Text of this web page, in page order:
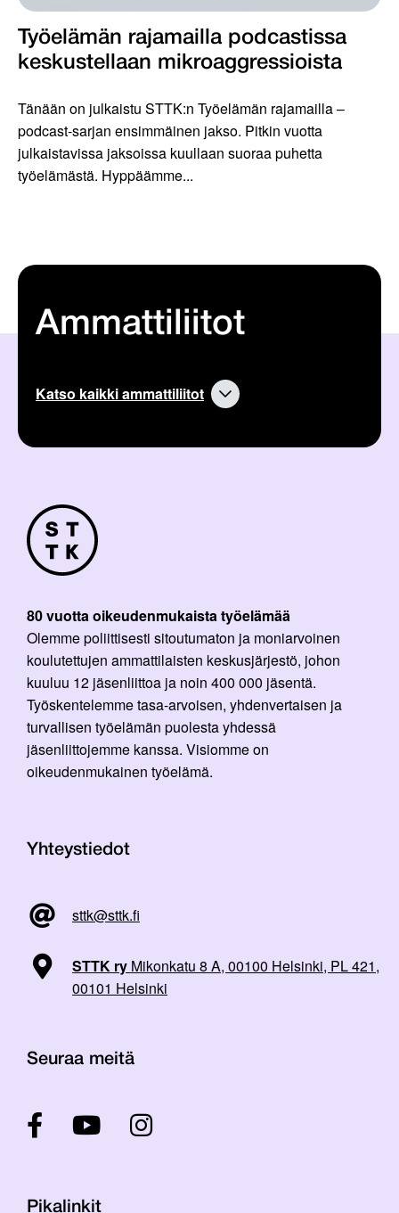
Työelämän rajamailla podcastissa
keskustellaan mikroaggressioista
Tänään on julkaistu STTK:n Työelämän rajamailla –
podcast-sarjan ensimmäinen jakso. Pitkin vuotta
julkaistavissa jaksoissa kuullaan suoraa puhetta
työelämästä. Hyppäämme...
Ammattiliitot
Katso kaikki ammattiliitot
80 vuotta oikeudenmukaista työelämää
Olemme poliittisesti sitoutumaton ja moniarvoinen
koulutettujen ammattilaisten keskusjärjestö, johon
kuuluu 12 jäsenliittoa ja noin 400 000 jäsentä.
Työskentelemme tasa-arvoisen, yhdenvertaisen ja
turvallisen työelämän puolesta yhdessä
jäsenliittojemme kanssa. Visiomme on
oikeudenmukainen työelämä.
Yhteystiedot
sttk@sttk.fi
STTK ry Mikonkatu 8 A, 00100 Helsinki, PL 421,
00101 Helsinki
Seuraa meitä
Pikalinkit